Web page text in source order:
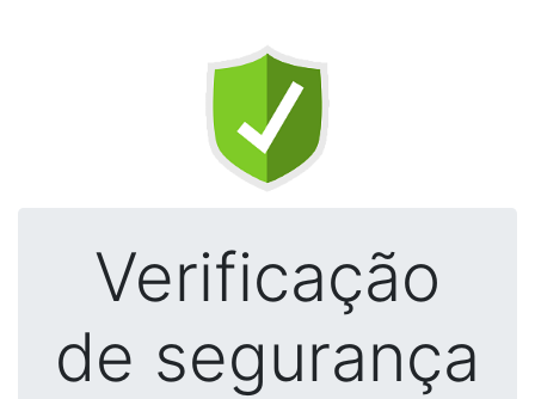
Verificação
de segurança